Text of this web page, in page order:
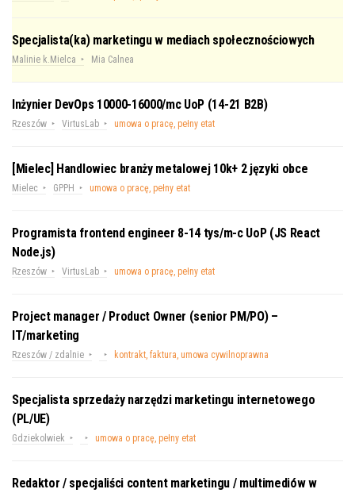
Specjalista(ka) marketingu w mediach społecznościowych
Malinie k.Mielca Mia Calnea
Inżynier DevOps 10000-16000/mc UoP (14-21 B2B)
Rzeszów VirtusLab umowa o pracę, pełny etat
[Mielec] Handlowiec branży metalowej 10k+ 2 języki obce
Mielec GPPH umowa o pracę, pełny etat
Programista frontend engineer 8-14 tys/m-c UoP (JS React
Node.js)
Rzeszów VirtusLab umowa o pracę, pełny etat
Project manager / Product Owner (senior PM/PO) –
IT/marketing
Rzeszów / zdalnie kontrakt, faktura, umowa cywilnoprawna
Specjalista sprzedaży narzędzi marketingu internetowego
(PL/UE)
Gdziekolwiek umowa o pracę, pełny etat
Redaktor / specjaliści content marketingu / multimediów w